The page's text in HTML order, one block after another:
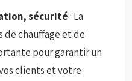
sécurité: La
de chauffage et de
pour garantir un
clients et votre